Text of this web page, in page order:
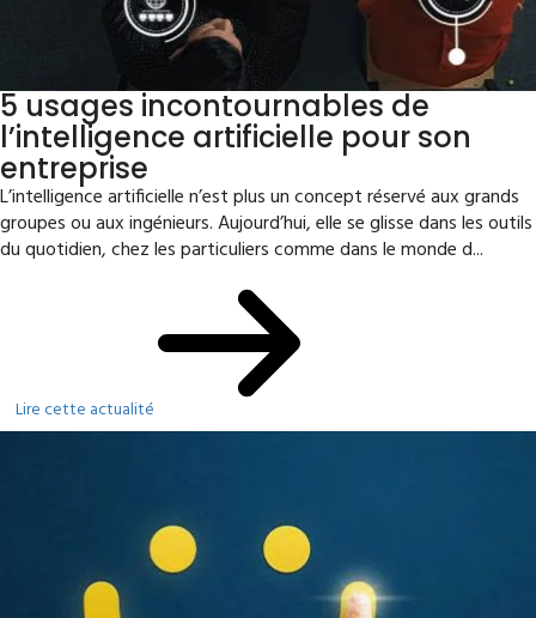
5 usages incontournables de
l’intelligence artificielle pour son
entreprise
L’intelligence artificielle n’est plus un concept réservé aux grands
groupes ou aux ingénieurs. Aujourd’hui, elle se glisse dans les outils
du quotidien, chez les particuliers comme dans le monde d...
Lire cette actualité